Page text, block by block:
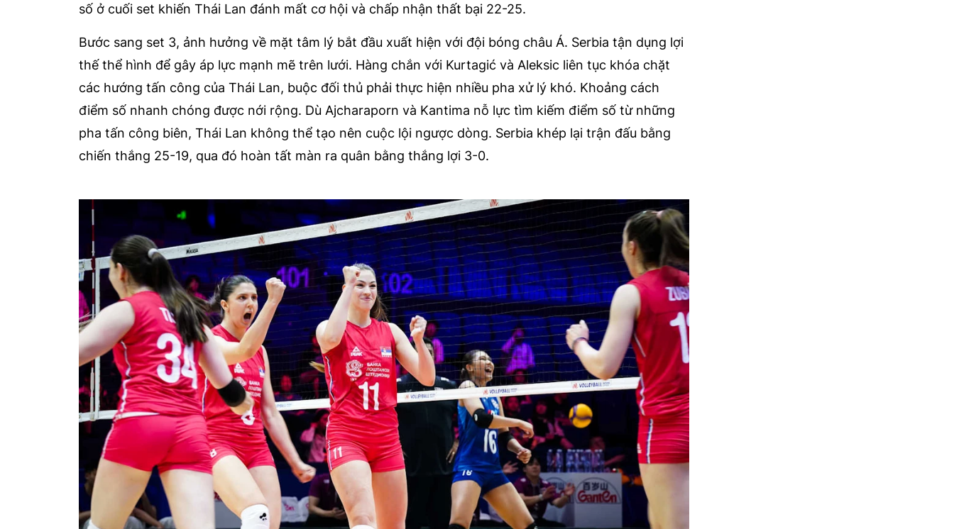
số ở cuối set khiến Thái Lan đánh mất cơ hội và chấp nhận thất bại 22-25.
Bước sang set 3, ảnh hưởng về mặt tâm lý bắt đầu xuất hiện với đội bóng châu Á. Serbia tận dụng lợi
thế thể hình để gây áp lực mạnh mẽ trên lưới. Hàng chắn với Kurtagić và Aleksic liên tục khóa chặt
các hướng tấn công của Thái Lan, buộc đối thủ phải thực hiện nhiều pha xử lý khó. Khoảng cách
điểm số nhanh chóng được nới rộng. Dù Ajcharaporn và Kantima nỗ lực tìm kiếm điểm số từ những
pha tấn công biên, Thái Lan không thể tạo nên cuộc lội ngược dòng. Serbia khép lại trận đấu bằng
chiến thắng 25-19, qua đó hoàn tất màn ra quân bằng thắng lợi 3-0.